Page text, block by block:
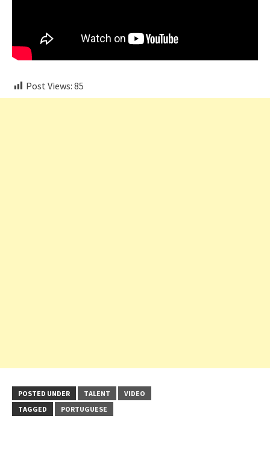
Post Views: 85
POSTED UNDER TALENT
VIDEO
TAGGED
PORTUGUESE